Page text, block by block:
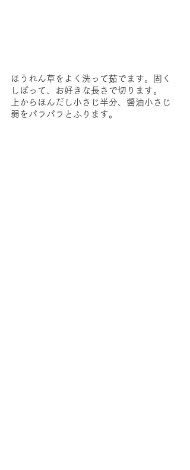
ほうれん草をよく洗って茹でます。固く
しぼって、お好きな長さで切ります。
上からほんだし小さじ半分、醬油小さじ
弱をパラパラとふります。